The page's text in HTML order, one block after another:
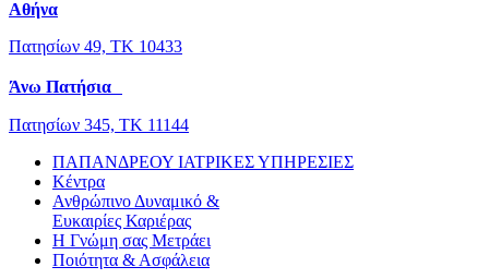
Αθήνα
Πατησίων 49, ΤΚ 10433
Άνω Πατήσια
Πατησίων 345, ΤΚ 11144
ΠΑΠΑΝΔΡΕΟΥ ΙΑΤΡΙΚΕΣ ΥΠΗΡΕΣΙΕΣ
Κέντρα
Ανθρώπινο Δυναμικό &
Ευκαιρίες Καριέρας
Η Γνώμη σας Μετράει
Ποιότητα & Ασφάλεια